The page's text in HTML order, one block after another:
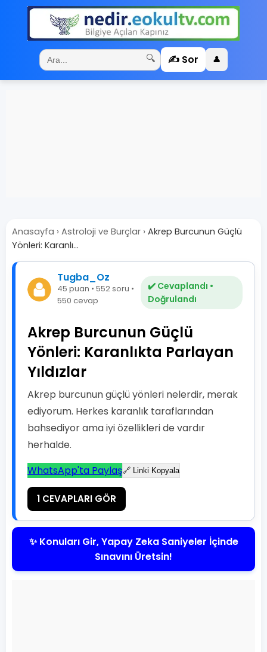
🔍 ✍️ Sor 👤
Anasayfa › Astroloji ve Burçlar › Akrep Burcunun Güçlü
Yönleri: Karanlı...
Tugba_Oz
45 puan • 552 soru •
550 cevap
✔️ Cevaplandı •
Doğrulandı
Akrep Burcunun Güçlü
Yönleri: Karanlıkta Parlayan
Yıldızlar
Akrep burcunun güçlü yönleri nelerdir, merak
ediyorum. Herkes karanlık taraflarından
bahsediyor ama iyi özellikleri de vardır
herhalde.
WhatsApp'ta Paylaş🔗 Linki Kopyala
1 CEVAPLARI GÖR
✨ Konuları Gir, Yapay Zeka Saniyeler İçinde
Sınavını Üretsin!